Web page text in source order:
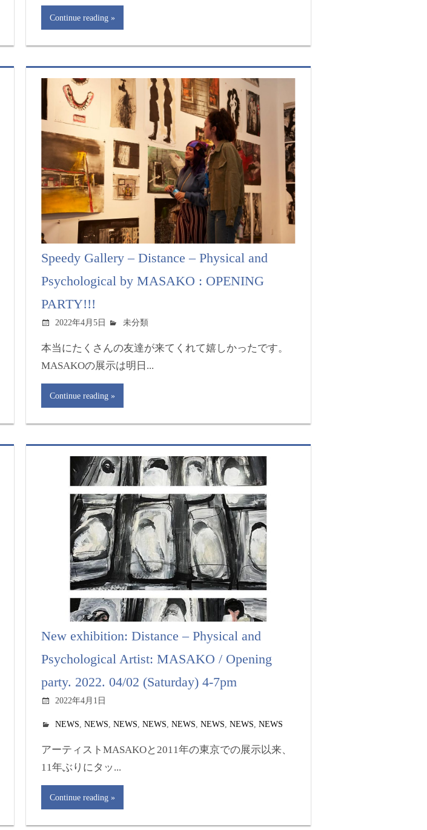
Continue reading
Speedy Gallery – Distance – Physical and
Psychological by MASAKO : OPENING
PARTY!!!
2022年4月5日 未分類
本当にたくさんの友達が来てくれて嬉しかったです。
MASAKOの展示は明日...
Continue reading
New exhibition: Distance – Physical and
Psychological Artist: MASAKO / Opening
party. 2022. 04/02 (Saturday) 4-7pm
2022年4月1日
NEWS ,NEWS ,NEWS ,NEWS ,NEWS ,NEWS ,NEWS ,NEWS
アーティストMASAKOと2011年の東京での展示以来、
11年ぶりにタッ...
Continue reading